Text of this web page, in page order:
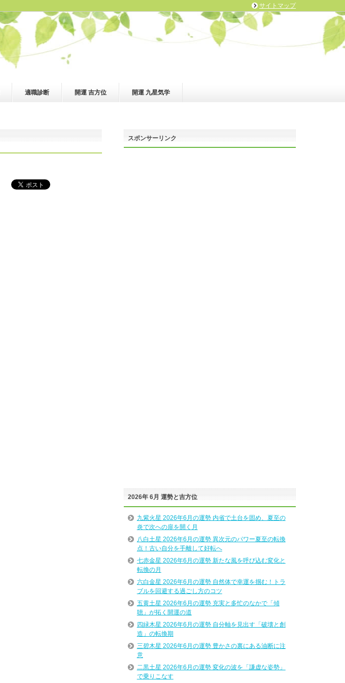
適職診断 開運 吉方位 開運 九星気学
スポンサーリンク
2026年 6月 運勢と吉方位
九紫火星 2026年6月の運勢 内省で土台を固め、夏至の
炎で次への扉を開く月
八白土星 2026年6月の運勢 異次元のパワー夏至の転換
点！古い自分を手離して好転へ
七赤金星 2026年6月の運勢 新たな風を呼び込む変化と
転換の月
六白金星 2026年6月の運勢 自然体で幸運を掴む！トラ
ブルを回避する過ごし方のコツ
五黄土星 2026年6月の運勢 充実と多忙のなかで「傾
聴」が拓く開運の道
四緑木星 2026年6月の運勢 自分軸を見出す「破壊と創
造」の転換期
三碧木星 2026年6月の運勢 豊かさの裏にある油断に注
意
二黒土星 2026年6月の運勢 変化の波を「謙虚な姿勢」
で乗りこなす
サイトマップ